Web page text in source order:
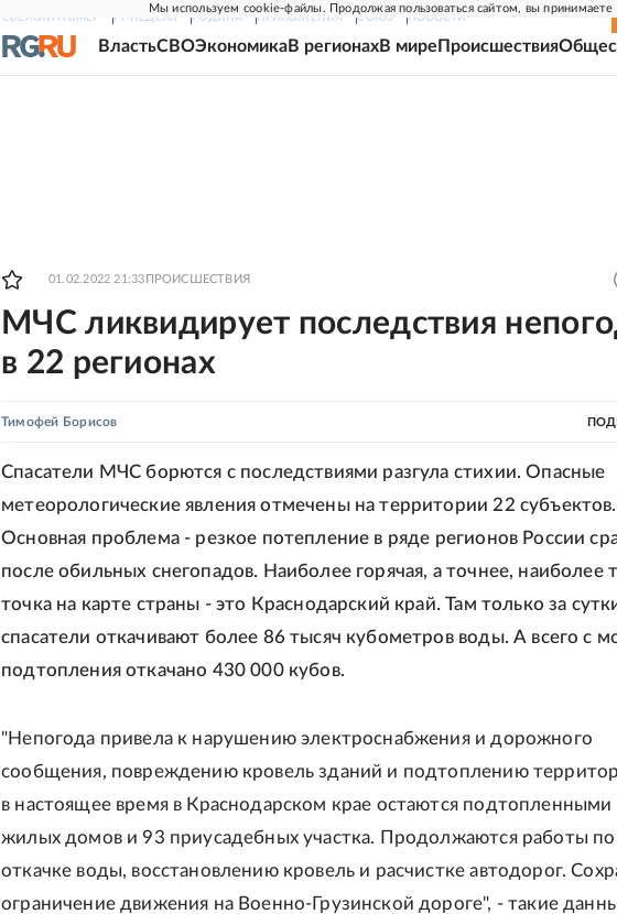
Мы используем cookie-файлы. Продолжая пользоваться сайтом, вы принимаете
СВЕЖИЙ НОМЕР РГ-НЕДЕЛЯ РОДИНА ПРИЛОЖЕНИЯ СОЮЗ НОВОСТИ
ВластьСВОЭкономикаВ регионахВ мире Происшествия
01.02.2022 21:33 ПРОИСШЕСТВИЯ
МЧС ликвидирует последствия
в 22 регионах
Тимофей Борисов
Спасатели МЧС борются с последствиями разгула стихии. Опасные
метеорологические явления отмечены на территории 22 субъектов.
Основная проблема - резкое потепление в ряде регионов России
после обильных снегопадов. Наиболее горячая, а точнее, наиболее
точка на карте страны - это Краснодарский край. Там только за
спасатели откачивают более 86 тысяч кубометров воды. А всего с
подтопления откачано 430 000 кубов.
"Непогода привела к нарушению электроснабжения и дорожного
сообщения, повреждению кровель зданий и подтоплению
в настоящее время в Краснодарском крае остаются подтопленными
жилых домов и 93 приусадебных участка. Продолжаются работы по
откачке воды, восстановлению кровель и расчистке автодорог.
ограничение движения на Военно-Грузинской дороге", - такие